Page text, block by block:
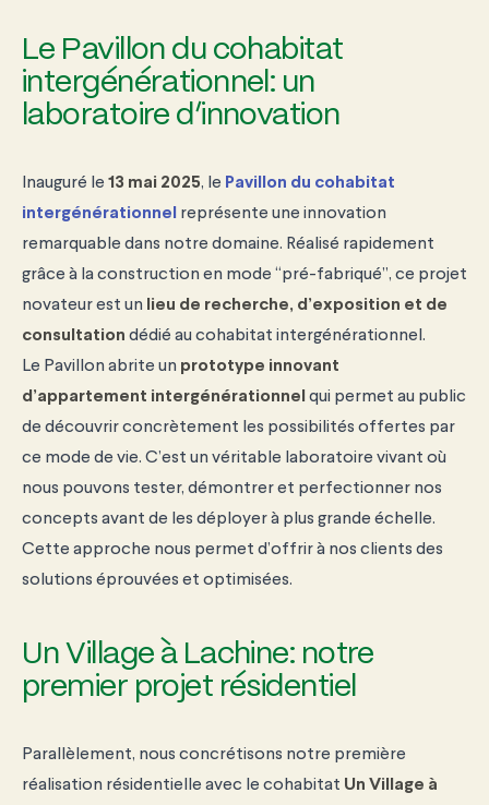
Le Pavillon du cohabitat
intergénérationnel: un
laboratoire d’innovation
Inauguré le 13 mai 2025, le Pavillon du cohabitat
intergénérationnel représente une innovation
remarquable dans notre domaine. Réalisé rapidement
grâce à la construction en mode “pré-fabriqué”, ce projet
novateur est un lieu de recherche, d’exposition et de
consultation dédié au cohabitat intergénérationnel.
Le Pavillon abrite un prototype innovant
d’appartement intergénérationnel qui permet au public
de découvrir concrètement les possibilités offertes par
ce mode de vie. C’est un véritable laboratoire vivant où
nous pouvons tester, démontrer et perfectionner nos
concepts avant de les déployer à plus grande échelle.
Cette approche nous permet d’offrir à nos clients des
solutions éprouvées et optimisées.
Un Village à Lachine: notre
premier projet résidentiel
Parallèlement, nous concrétisons notre première
réalisation résidentielle avec le cohabitat Un Village à